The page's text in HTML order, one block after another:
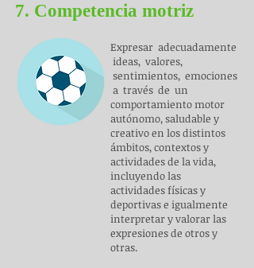
7. Competencia motriz
Expresar adecuadamente
ideas, valores,
sentimientos, emociones
a través de un
comportamiento motor
autónomo, saludable y
creativo en los distintos
ámbitos, contextos y
actividades de la vida,
incluyendo las
actividades físicas y
deportivas e igualmente
interpretar y valorar las
expresiones de otros y
otras.